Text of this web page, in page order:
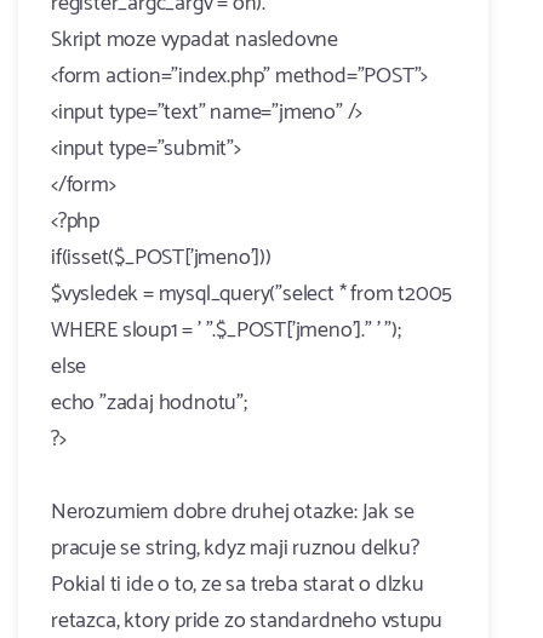
Skript moze vypadat nasledovne
<form action="index.php" method="POST">
<input type="text" name="jmeno" />
<input type="submit">
</form>
<?php
if(isset($_POST['jmeno']))
$vysledek = mysql_query("select * from t2005
WHERE sloup1 = ' ".$_POST['jmeno']." ' ");
else
echo "zadaj hodnotu";
?>
Nerozumiem dobre druhej otazke: Jak se
pracuje se string, kdyz maji ruznou delku?
Pokial ti ide o to, ze sa treba starat o dlzku
retazca, ktory pride zo standardneho vstupu